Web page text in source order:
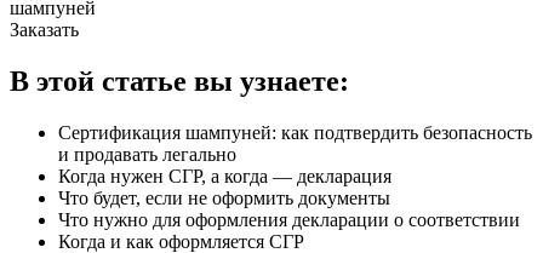
шампуней
Заказать
В этой статье вы узнаете:
Сертификация шампуней: как подтвердить безопасность
и продавать легально
Когда нужен СГР, а когда — декларация
Что будет, если не оформить документы
Что нужно для оформления декларации о соответствии
Когда и как оформляется СГР